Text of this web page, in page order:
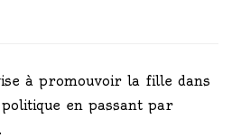
à promouvoir la fille dans
en passant par